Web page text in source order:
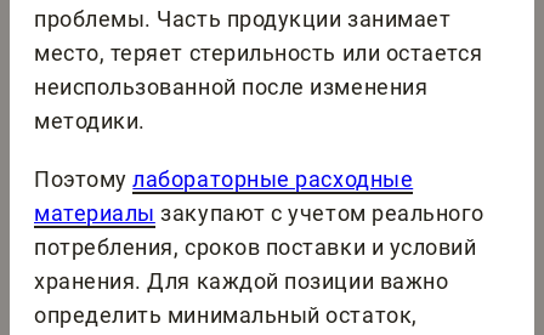
проблемы. Часть продукции занимает
место, теряет стерильность или остается
неиспользованной после изменения
методики.
Поэтомулабораторные расходные
материалы закупают с учетом реального
потребления, сроков поставки и условий
хранения. Для каждой позиции важно
определить минимальный остаток,